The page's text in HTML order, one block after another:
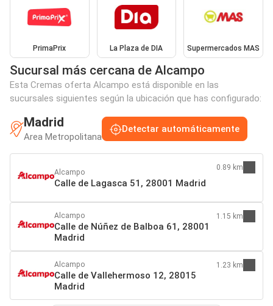
PrimaPrix La Plaza de DIA Supermercados MAS
Sucursal más cercana de Alcampo
Esta Cremas oferta Alcampo está disponible en las
sucursales siguientes según la ubicación que has configurado:
Madrid
Area Metropolitana
Detectar automáticamente
Alcampo
Calle de Lagasca 51, 28001 Madrid
0.89 km
Alcampo
Calle de Núñez de Balboa 61, 28001
Madrid
1.15 km
Alcampo
Calle de Vallehermoso 12, 28015
Madrid
1.23 km